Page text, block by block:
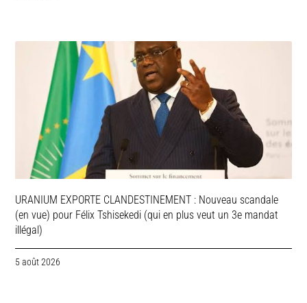
URANIUM EXPORTE CLANDESTINEMENT : Nouveau scandale
(en vue) pour Félix Tshisekedi (qui en plus veut un 3e mandat
illégal)
5 août 2026